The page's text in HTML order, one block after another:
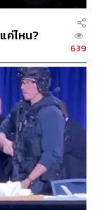
ค่ไหน?
639